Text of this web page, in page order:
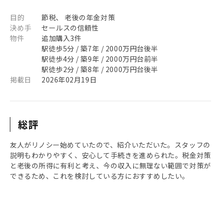
目的
節税、 老後の年金対策
決め手
セールスの信頼性
物件
追加購入3件
駅徒歩5分 / 築7年 / 2000万円台後半
駅徒歩4分 / 築9年 / 2000万円台前半
駅徒歩2分 / 築8年 / 2000万円台後半
掲載日
2026年02月19日
総評
友人がリノシー始めていたので、紹介いただいた。スタッフの
説明もわかりやすく、安心して手続きを進められた。税金対策
と老後の所得に有利と考え、今の収入に無理ない範囲で対策が
できるため、これを検討している方におすすめしたい。